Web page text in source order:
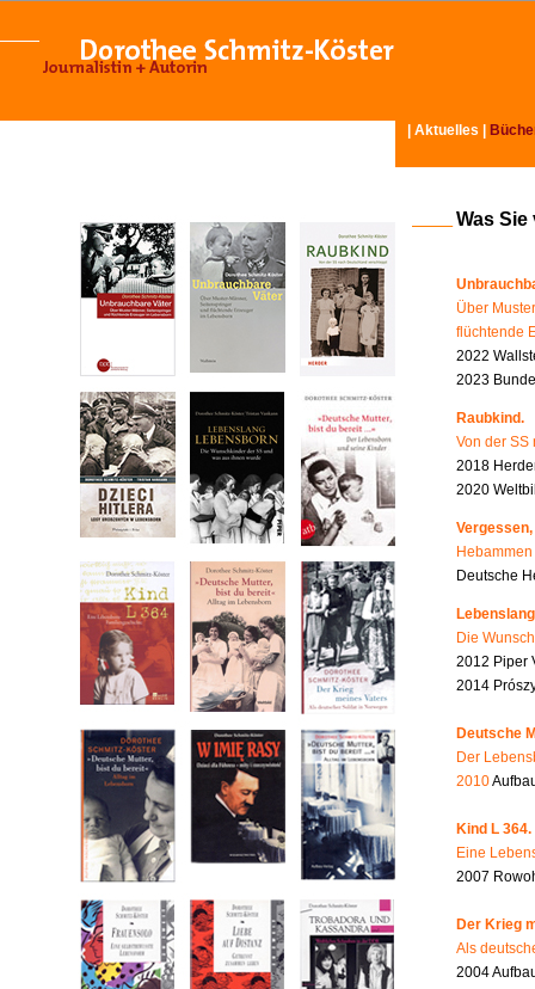
Aktuelles
Was
Über
flüchtende
2022
2023
Raubkind.
Von der SS
2018
2020
Deutsche
Die
2012 Piper
2014
Deutsche
Der
2010
Kind L 364.
Eine
2007
Der Krieg
Als
2004